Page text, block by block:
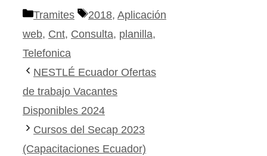
Categorías
Tramites Etiquetas
2018, Aplicación
web, Cnt, Consulta, planilla,
Telefonica
NESTLÉ Ecuador Ofertas
de trabajo Vacantes
Disponibles 2024
Cursos del Secap 2023
(Capacitaciones Ecuador)